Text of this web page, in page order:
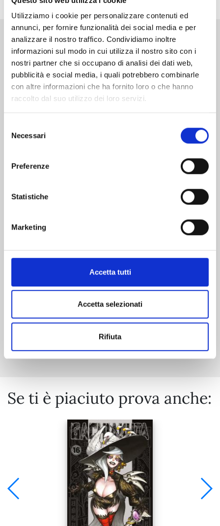
Utilizziamo i cookie per personalizzare contenuti ed
annunci, per fornire funzionalità dei social media e per
analizzare il nostro traffico. Condividiamo inoltre
informazioni sul modo in cui utilizza il nostro sito con i
nostri partner che si occupano di analisi dei dati web,
pubblicità e social media, i quali potrebbero combinarle
con altre informazioni che ha fornito loro o che hanno
raccolto dal suo utilizzo dei loro servizi.
delNecessari
Preferenze
Statistiche
Marketing
Accetta tutti
Accetta selezionati
Rifiuta
Altri volumi della serie
29/09/2026
€ 6,90
Mostra tutto
Se ti è piaciuto prova anche: